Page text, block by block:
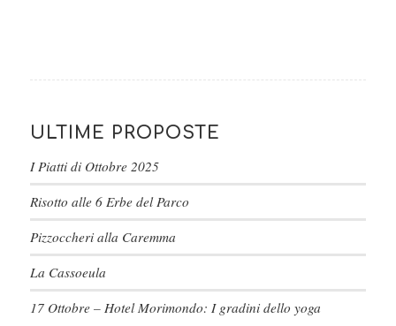
ULTIME PROPOSTE
I Piatti di Ottobre 2025
Risotto alle 6 Erbe del Parco
Pizzoccheri alla Caremma
La Cassoeula
17 Ottobre – Hotel Morimondo: I gradini dello yoga